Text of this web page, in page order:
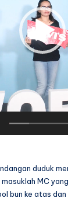
duduk
MC
bun ke atas dan